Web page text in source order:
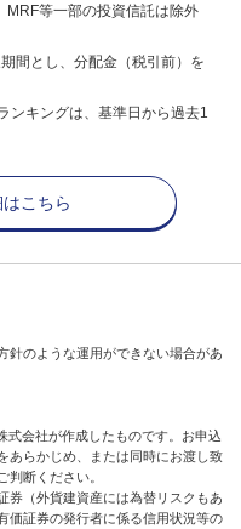
MRF等一部の投資信託は除外
間とし、分配金（税引前）を
キングは、基準日から過去1
こちら
針のような運用ができない場合があ
式会社が作成したものです。お申込
あらかじめ、または同時にお渡し致
判断ください。
券（外貨建資産には為替リスクもあ
価証券の発行者に係る信用状況等の